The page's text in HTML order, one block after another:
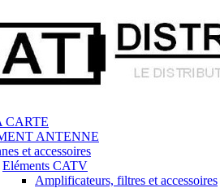
CARTE
ANTENNE
et accessoires
Eléments CATV
Amplificateurs, filtres et accessoires